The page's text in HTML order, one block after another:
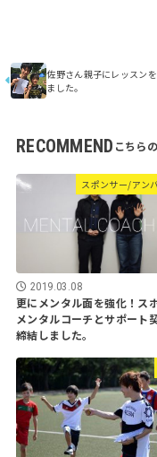
佐野さん親子にレッスン
ました。
RECOMMEND
スポンサー/アン
2019.03.08
更にメンタル面を強化！ス
メンタルコーチとサポート
締結しました。